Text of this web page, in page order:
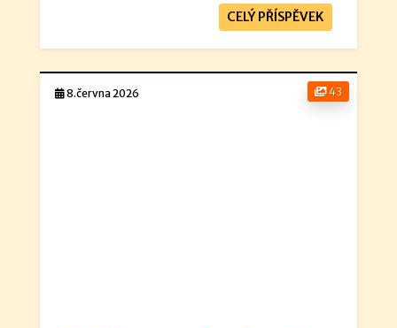
CELÝ PŘÍSPĚVEK
43
8.června 2026